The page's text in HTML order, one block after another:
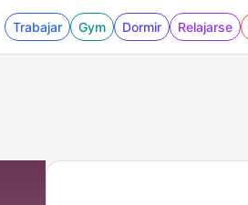
Trabajar Gym Dormir Relajarse